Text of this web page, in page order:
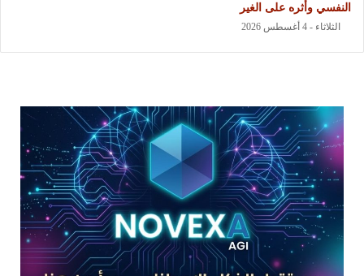
النفسي وأثره على الغير
الثلاثاء - 4 أغسطس 2026